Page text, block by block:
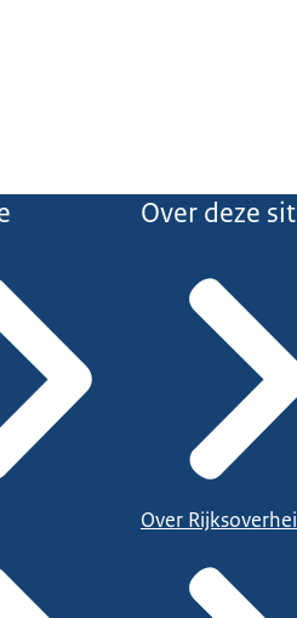
Over deze
Over